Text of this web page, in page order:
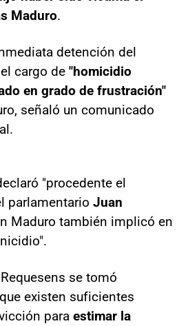
Maduro.
detención del
cargo de "homicidio
en grado de frustración"
señaló un comunicado
"procedente el
parlamentario Juan
Maduro también implicó en
se tomó
existen suficientes
para estimar la